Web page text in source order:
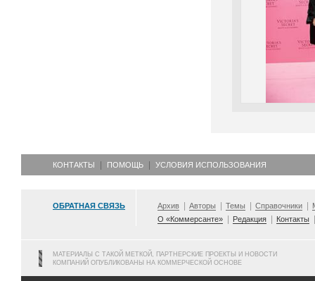
КОНТАКТЫ ПОМОЩЬ УСЛОВИЯ ИСПОЛЬЗОВАНИЯ
ОБРАТНАЯ СВЯЗЬ Архив Авторы Темы Справочники
О «Коммерсанте»
Редакция Контакты
МАТЕРИАЛЫ С ТАКОЙ МЕТКОЙ, ПАРТНЕРСКИЕ ПРОЕКТЫ И НОВОСТИ
КОМПАНИЙ ОПУБЛИКОВАНЫ НА КОММЕРЧЕСКОЙ ОСНОВЕ